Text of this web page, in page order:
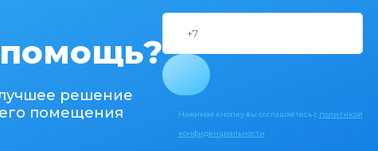
решение
помещения
Нажимая кнопку вы соглашаетесь с политикой
конфиденциальности